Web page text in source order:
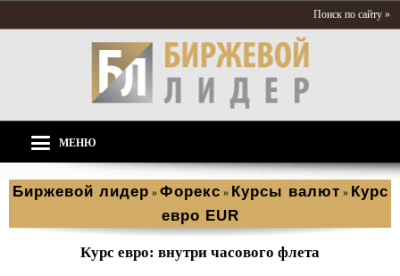
Поиск по сайту »
МЕНЮ
Биржевой лидер » Форекс » Курсы валют » Курс
евро EUR
Курс евро: внутри часового флета